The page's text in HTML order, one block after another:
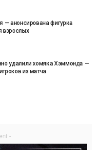
— анонсирована фигурка
взрослых
удалили хомяка Хэммонда —
из матча
-